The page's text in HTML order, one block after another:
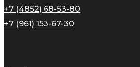
+7 (4852) 68-53-80
+7 (961) 153-67-30